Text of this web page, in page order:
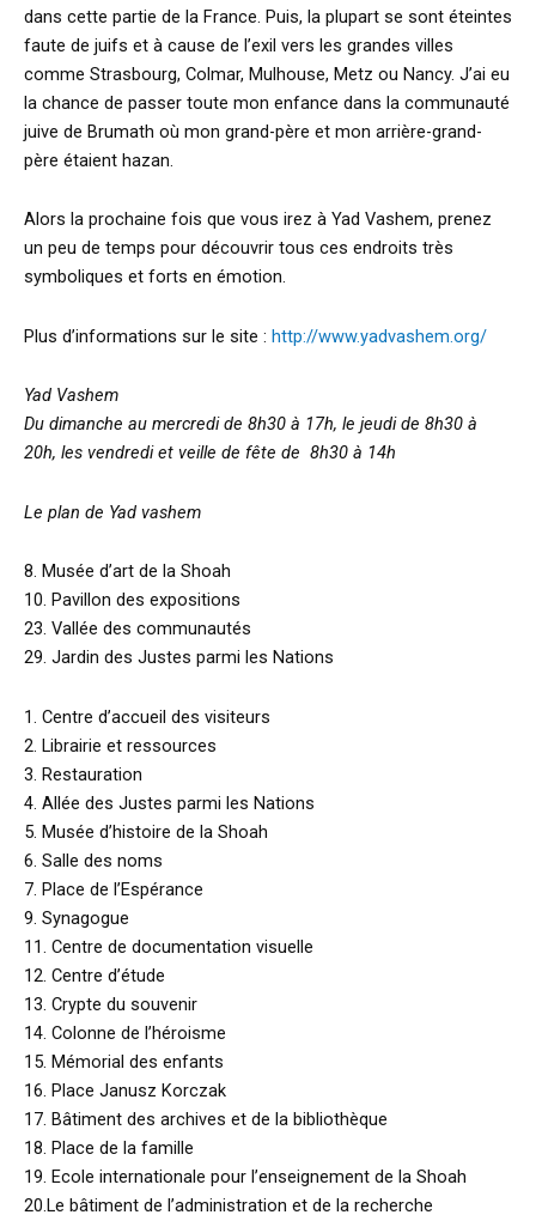
dans cette partie de la France. Puis, la plupart se sont éteintes
faute de juifs et à cause de l’exil vers les grandes villes
comme Strasbourg, Colmar, Mulhouse, Metz ou Nancy. J’ai eu
la chance de passer toute mon enfance dans la communauté
juive de Brumath où mon grand-père et mon arrière-grand-
père étaient hazan.
Alors la prochaine fois que vous irez à Yad Vashem, prenez
un peu de temps pour découvrir tous ces endroits très
symboliques et forts en émotion.
Plus d’informations sur le site : http://www.yadvashem.org/
Yad Vashem
Du dimanche au mercredi de 8h30 à 17h, le jeudi de 8h30 à
20h, les vendredi et veille de fête de 8h30 à 14h
Le plan de Yad vashem
8. Musée d’art de la Shoah
10. Pavillon des expositions
23. Vallée des communautés
29. Jardin des Justes parmi les Nations
1. Centre d’accueil des visiteurs
2. Librairie et ressources
3. Restauration
4. Allée des Justes parmi les Nations
5. Musée d’histoire de la Shoah
6. Salle des noms
7. Place de l’Espérance
9. Synagogue
11. Centre de documentation visuelle
12. Centre d’étude
13. Crypte du souvenir
14. Colonne de l’héroisme
15. Mémorial des enfants
16. Place Janusz Korczak
17. Bâtiment des archives et de la bibliothèque
18. Place de la famille
19. Ecole internationale pour l’enseignement de la Shoah
20.Le bâtiment de l’administration et de la recherche